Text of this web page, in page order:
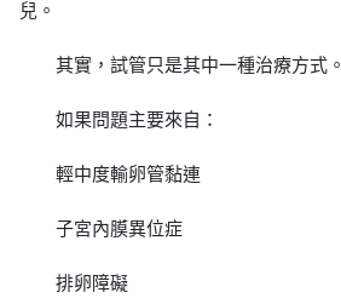
兒。
其實，試管只是其中一種治療方式。
如果問題主要來自：
輕中度輸卵管黏連
子宮內膜異位症
排卵障礙